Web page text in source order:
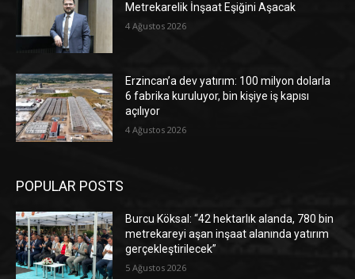
Metrekarelik İnşaat Eşiğini Aşacak
4 Ağustos 2026
Erzincan’a dev yatırım: 100 milyon dolarla
6 fabrika kuruluyor, bin kişiye iş kapısı
açılıyor
4 Ağustos 2026
POPULAR POSTS
Burcu Köksal: “42 hektarlık alanda, 780 bin
metrekareyi aşan inşaat alanında yatırım
gerçekleştirilecek”
5 Ağustos 2026